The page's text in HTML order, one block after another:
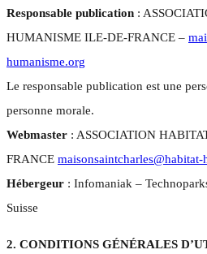
Responsable publication :
HUMANISME ILE-DE-FRANCE –
humanisme.org
Le responsable publication est une
personne morale.
Webmaster : ASSOCIATION
FRANCE maisonsaintcharles@habitat-
Hébergeur : Infomaniak –
Suisse
2. CONDITIONS GÉNÉRALES